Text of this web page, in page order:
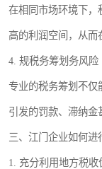
在相同市场环境下，
高的利润空间，从而
4. 规税务筹划务风险
专业的税务筹划不仅
引发的罚款、滞纳金
三、江门企业如何进
1. 充分利用地方税收